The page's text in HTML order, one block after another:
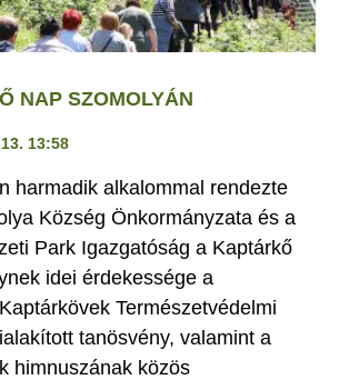
NAP SZOMOLYÁN
13:58
harmadik alkalommal rendezte
Község Önkormányzata és a
Park Igazgatóság a Kaptárkő
idei érdekessége a
Természetvédelmi
tanösvény, valamint a
himnuszának közös